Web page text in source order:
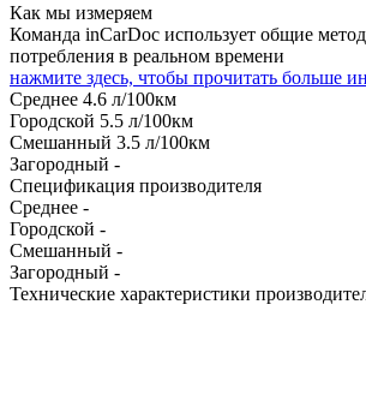
Как мы измеряем
Команда inCarDoc использует общие
потребления в реальном времени
нажмите здесь, чтобы прочитать больше
Среднее 4.6 л/100км
Городской 5.5 л/100км
Смешанный 3.5 л/100км
Загородный -
Спецификация производителя
Среднее -
Городской -
Смешанный -
Загородный -
Технические характеристики